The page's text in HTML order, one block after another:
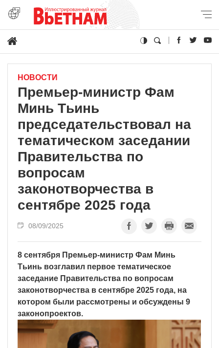
НОВОСТИ
Премьер-министр Фам
Минь Тьинь
председательствовал на
тематическом заседании
Правительства по
вопросам
законотворчества в
сентябре 2025 года
08/09/2025
8 сентября Премьер-министр Фам Минь
Тьинь возглавил первое тематическое
заседание Правительства по вопросам
законотворчества в сентябре 2025 года, на
котором были рассмотрены и обсуждены 9
законопроектов.